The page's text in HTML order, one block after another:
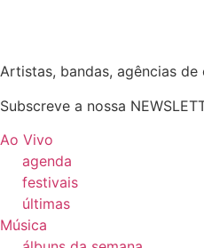
Artistas, bandas, agências
Subscreve a nossa
Ao Vivo
agenda
festivais
últimas
Música